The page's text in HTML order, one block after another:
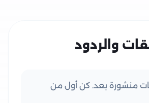
والردود
منشورة بعد. كن أول من